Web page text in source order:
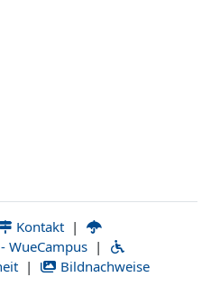
Kontakt |
WueCampus |
| Bildnachweise